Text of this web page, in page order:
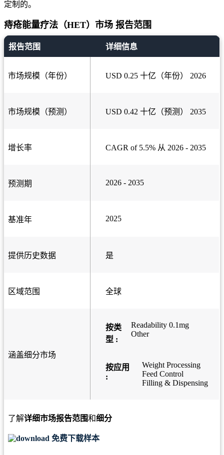
定制的。
痔疮能量疗法（HET）市场 报告范围
报告范围 详细信息
市场规模（年份） USD 0.25 十亿（年份） 2026
市场规模（预测） USD 0.42 十亿（预测） 2035
增长率 CAGR of 5.5% 从 2026 - 2035
预测期 2026 - 2035
基准年 2025
提供历史数据 是
区域范围 全球
涵盖细分市场
按类
型 :
Readability 0.1mg
Other
按应用
:
Weight Processing
Feed Control
Filling & Dispensing
了解详细市场报告范围和细分
免费下载样本